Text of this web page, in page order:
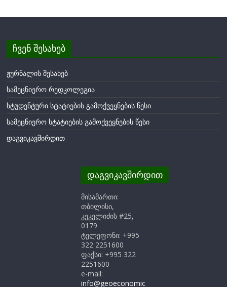
ჩვენ შესახებ
ჟურნალის შესახებ
სამეცნიერო რედკოლეგია
სტუდენტური სტატიების გამოქვეყნების წესი
სამეცნიერო სტატიების გამოქვეყნების წესი
დაგვიკავშირდით
დაგვიკავშირდით
მისამართი:
თბილისი,
კეკელიძის #25,
0179
ტელეფონი: +995
322 2251600
ფაქსი: +995 322
2251600
e-mail:
info@geoeconomic